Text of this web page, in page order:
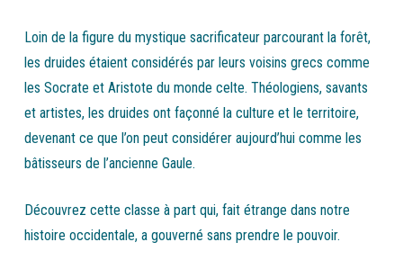
Loin de la figure du mystique sacrificateur parcourant la forêt,
les druides étaient considérés par leurs voisins grecs comme
les Socrate et Aristote du monde celte. Théologiens, savants
et artistes, les druides ont façonné la culture et le territoire,
devenant ce que l’on peut considérer aujourd’hui comme les
bâtisseurs de l’ancienne Gaule.
Découvrez cette classe à part qui, fait étrange dans notre
histoire occidentale, a gouverné sans prendre le pouvoir.